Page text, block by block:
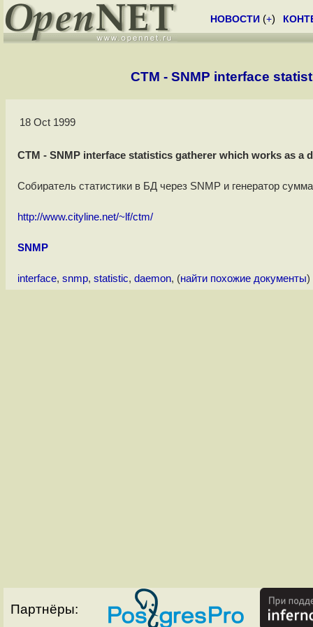
НОВОСТИ (+)
CTM - SNMP interface
18 Oct 1999
CTM - SNMP interface statistics gatherer which works as a
Собиратель статистики в БД через SNMP и генератор
http://www.cityline.net/~lf/ctm/
SNMP
interface, snmp, statistic, daemon, (найти похожие документы)
Партнёры: